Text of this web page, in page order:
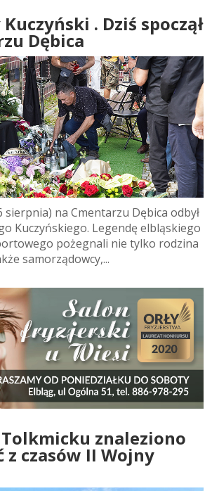
Kuczyński . Dziś spoczął
Dębica
sierpnia) na Cmentarzu Dębica odbył
Kuczyńskiego. Legendę elbląskiego
pożegnali nie tylko rodzina
samorządowcy,...
znaleziono
z czasów II Wojny